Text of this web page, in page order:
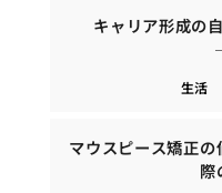
キャリア形成の
生活
マウスピース矯正
際